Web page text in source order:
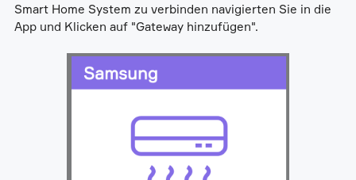
Smart Home System zu verbinden navigierten Sie in die
App und Klicken auf "Gateway hinzufügen".